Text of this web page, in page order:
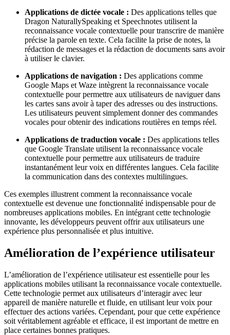
Applications de dictée vocale : Des applications telles que
Dragon NaturallySpeaking et Speechnotes utilisent la
reconnaissance vocale contextuelle pour transcrire de manière
précise la parole en texte. Cela facilite la prise de notes, la
rédaction de messages et la rédaction de documents sans avoir
à utiliser le clavier.
Applications de navigation : Des applications comme
Google Maps et Waze intègrent la reconnaissance vocale
contextuelle pour permettre aux utilisateurs de naviguer dans
les cartes sans avoir à taper des adresses ou des instructions.
Les utilisateurs peuvent simplement donner des commandes
vocales pour obtenir des indications routières en temps réel.
Applications de traduction vocale : Des applications telles
que Google Translate utilisent la reconnaissance vocale
contextuelle pour permettre aux utilisateurs de traduire
instantanément leur voix en différentes langues. Cela facilite
la communication dans des contextes multilingues.
Ces exemples illustrent comment la reconnaissance vocale
contextuelle est devenue une fonctionnalité indispensable pour de
nombreuses applications mobiles. En intégrant cette technologie
innovante, les développeurs peuvent offrir aux utilisateurs une
expérience plus personnalisée et plus intuitive.
Amélioration de l’expérience utilisateur
L’amélioration de l’expérience utilisateur est essentielle pour les
applications mobiles utilisant la reconnaissance vocale contextuelle.
Cette technologie permet aux utilisateurs d’interagir avec leur
appareil de manière naturelle et fluide, en utilisant leur voix pour
effectuer des actions variées. Cependant, pour que cette expérience
soit véritablement agréable et efficace, il est important de mettre en
place certaines bonnes pratiques.